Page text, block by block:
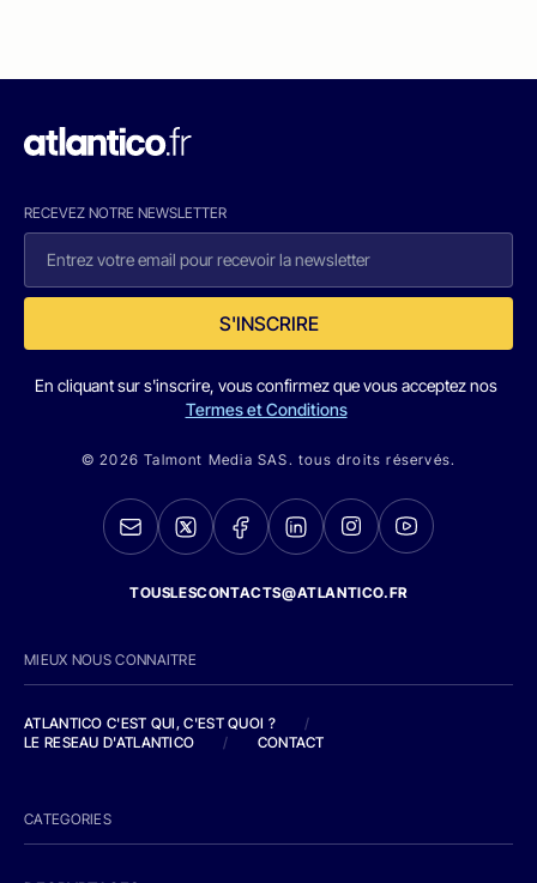
RECEVEZ NOTRE NEWSLETTER
S'INSCRIRE
En cliquant sur s'inscrire, vous confirmez que vous acceptez nos
Termes et Conditions
© 2026 Talmont Media SAS. tous droits réservés.
TOUSLESCONTACTS@ATLANTICO.FR
MIEUX NOUS CONNAITRE
ATLANTICO C'EST QUI, C'EST QUOI ?
/
LE RESEAU D'ATLANTICO
/ CONTACT
CATEGORIES